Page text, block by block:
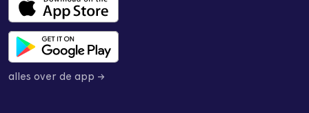
alles over de app →